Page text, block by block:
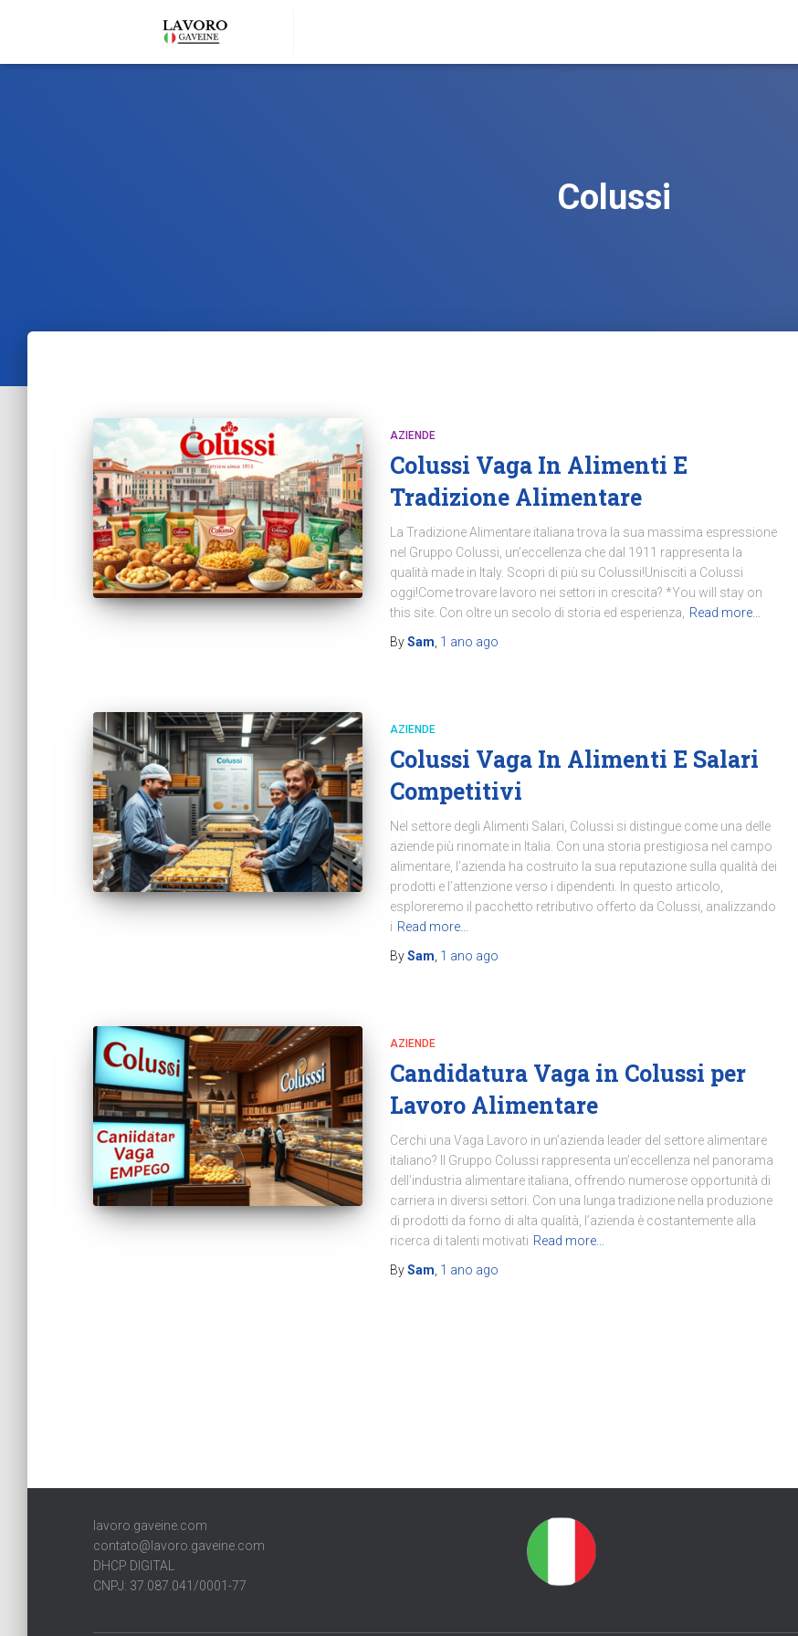
Colussi
AZIENDE
Colussi Vaga In Alimenti E
Tradizione Alimentare
La Tradizione Alimentare italiana trova la sua massima espressione
nel Gruppo Colussi, un’eccellenza che dal 1911 rappresenta la
qualità made in Italy. Scopri di più su Colussi!Unisciti a Colussi
oggi!Come trovare lavoro nei settori in crescita? *You will stay on
this site. Con oltre un secolo di storia ed esperienza,
Read more…
BySam 1 ano ago
AZIENDE
Colussi Vaga In Alimenti E Salari
Competitivi
Nel settore degli Alimenti Salari, Colussi si distingue come una delle
aziende più rinomate in Italia. Con una storia prestigiosa nel campo
alimentare, l’azienda ha costruito la sua reputazione sulla qualità dei
prodotti e l’attenzione verso i dipendenti. In questo articolo,
esploreremo il pacchetto retributivo offerto da Colussi, analizzando
i Read more…
BySam 1 ano ago
AZIENDE
Candidatura Vaga in Colussi per
Lavoro Alimentare
Cerchi una Vaga Lavoro in un’azienda leader del settore alimentare
italiano? Il Gruppo Colussi rappresenta un’eccellenza nel panorama
dell’industria alimentare italiana, offrendo numerose opportunità di
carriera in diversi settori. Con una lunga tradizione nella produzione
di prodotti da forno di alta qualità, l’azienda è costantemente alla
ricerca di talenti motivati Read more…
BySam 1 ano ago
lavoro.gaveine.com
contato@lavoro.gaveine.com
DHCP DIGITAL
CNPJ: 37.087.041/0001-77